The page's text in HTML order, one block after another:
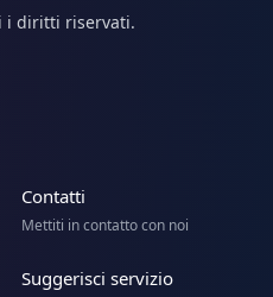
i diritti riservati.
Contatti
Mettiti in contatto con noi
Suggerisci servizio